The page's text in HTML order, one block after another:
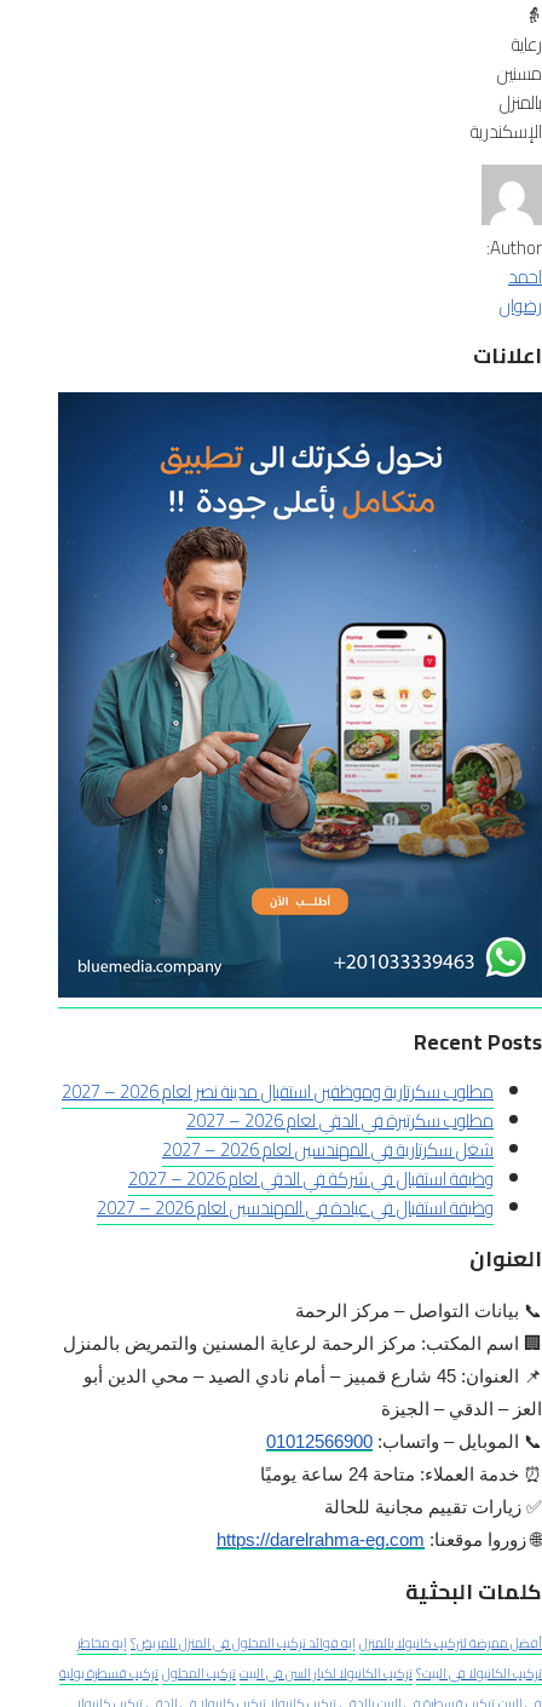
👵
رعاية
مسنين
بالمنزل
الإسكندرية
Author:
احمد
رضوان
اعلانات
Recent Posts
مطلوب سكرتارية وموظفين استقبال مدينة نصر لعام 2026 – 2027
مطلوب سكرتيرة في الدقي لعام 2026 – 2027
شغل سكرتارية في المهندسين لعام 2026 – 2027
وظيفة استقبال في شركة في الدقي لعام 2026 – 2027
وظيفة استقبال في عيادة في المهندسين لعام 2026 – 2027
العنوان
📞 بيانات التواصل – مركز الرحمة
🏢 اسم المكتب: مركز الرحمة لرعاية المسنين والتمريض بالمنزل
📌 العنوان: 45 شارع قمبيز – أمام نادي الصيد – محي الدين أبو
العز – الدقي – الجيزة
📞 الموبايل – واتساب: 01012566900
⏰ خدمة العملاء: متاحة 24 ساعة يوميًا
✅ زيارات تقييم مجانية للحالة
🌐 زوروا موقعنا: https://darelrahma-eg.com
كلمات البحثية
أفضل ممرضة لتركيب كانيولا بالمنزل إيه فوائد تركيب المحلول في المنزل للمريض؟ إيه مخاطر
تركيب الكانيولا في البيت؟تركيب الكانيولا لكبار السن في البيتتركيب المحلولتركيب قسطرة بولية